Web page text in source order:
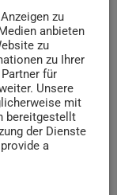
der
dort
sind unter
laufenden
Die
die Baustelle
damit
passieren
zu
anbieten
zu
zu Ihrer
für
Unsere
mit
bereitgestellt
der Dienste
a